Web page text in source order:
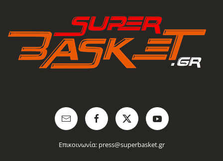
Επικοινωνία: press@superbasket.gr